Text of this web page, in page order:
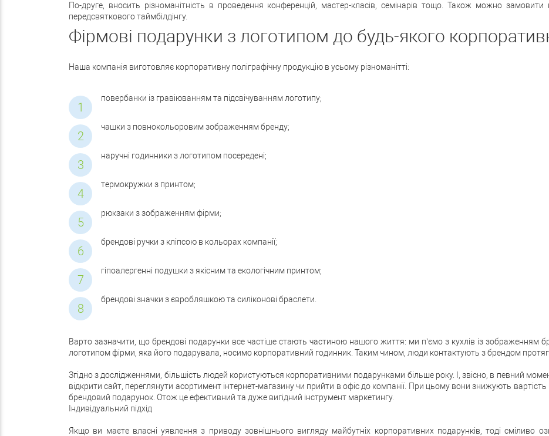
По-друге, вносить різноманітність в проведення конференцій, мастер-класів, семінарів тощо. Також можно замовити
передсвяткового таймбілдінгу.
Фірмові подарунки з логотипом до будь-якого
Наша компанія виготовляє корпоративну поліграфічну продукцію в усьому різноманітті:
повербанки із гравіюванням та підсвічуванням логотипу;
чашки з повнокольоровим зображенням бренду;
наручні годинники з логотипом посередені;
термокружки з принтом;
рюкзаки з зображенням фірми;
брендові ручки з кліпсою в кольорах компанії;
гіпоалергенні подушки з якісним та екологічним принтом;
брендові значки з євробляшкою та силіконові браслети.
Варто зазначити, що брендові подарунки все частіше стають частиною нашого життя: ми п’ємо з кухлів із зображенням
логотипом фірми, яка його подарувала, носимо корпоративний годинник. Таким чином, люди контактують з брендом
Згідно з дослідженнями, більшість людей користуються корпоративними подарунками більше року. І, звісно, в певний
відкрити сайт, переглянути асортимент інтернет-магазину чи прийти в офіс до компанії. При цьому вони знижують
брендовий подарунок. Отож це ефективний та дуже вигідний інструмент маркетингу.
Індивідуальний підхід
Якщо ви маєте власні уявлення з приводу зовнішнього вигляду майбутніх корпоративних подарунків, тоді сміливо